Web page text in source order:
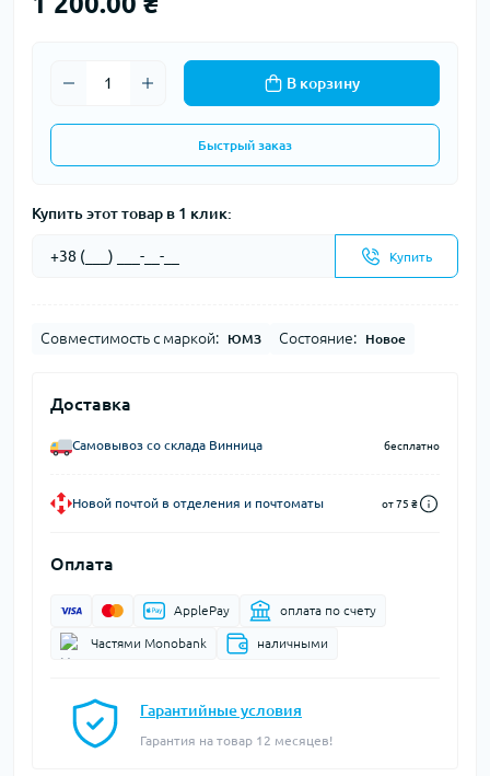
В корзину
Быстрый заказ
Купить этот товар в 1 клик:
Купить
Совместимость с маркой: ЮМЗ Состояние: Новое
Доставка
Самовывоз со склада Винница бесплатно
Новой почтой в отделения и почтоматы от 75 ₴
Оплата
ApplePay оплата по счету
Частями Monobank наличными
Гарантийные условия
Гарантия на товар 12 месяцев!